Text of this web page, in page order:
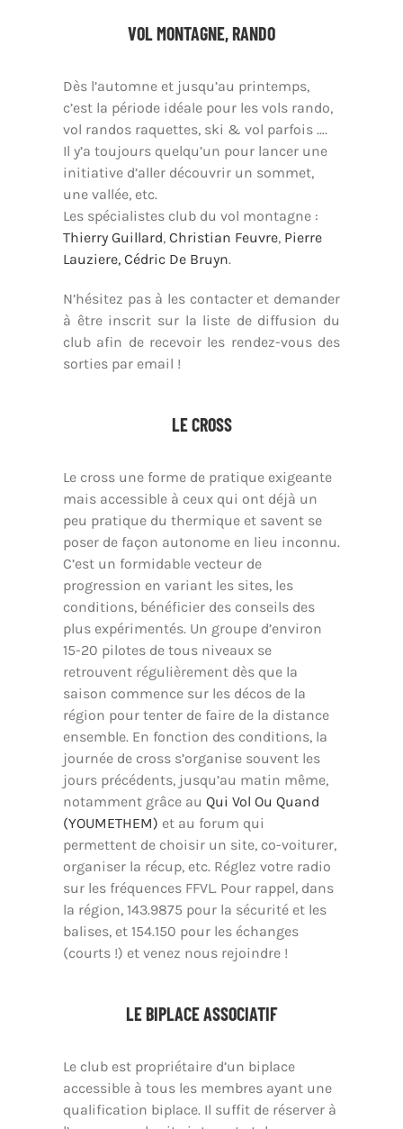
VOL MONTAGNE, RANDO
Dès l’automne et jusqu’au printemps,
c’est la période idéale pour les vols rando,
vol randos raquettes, ski & vol parfois ….
Il y’a toujours quelqu’un pour lancer une
initiative d’aller découvrir un sommet,
une vallée, etc.
Les spécialistes club du vol montagne :
Thierry Guillard, Christian Feuvre, Pierre
Lauziere, Cédric De Bruyn.
N’hésitez pas à les contacter et demander
à être inscrit sur la liste de diffusion du
club afin de recevoir les rendez-vous des
sorties par email !
LE CROSS
Le cross une forme de pratique exigeante
mais accessible à ceux qui ont déjà un
peu pratique du thermique et savent se
poser de façon autonome en lieu inconnu.
C’est un formidable vecteur de
progression en variant les sites, les
conditions, bénéficier des conseils des
plus expérimentés. Un groupe d’environ
15-20 pilotes de tous niveaux se
retrouvent régulièrement dès que la
saison commence sur les décos de la
région pour tenter de faire de la distance
ensemble. En fonction des conditions, la
journée de cross s’organise souvent les
jours précédents, jusqu’au matin même,
notamment grâce au Qui Vol Ou Quand
(YOUMETHEM) et au forum qui
permettent de choisir un site, co-voiturer,
organiser la récup, etc. Réglez votre radio
sur les fréquences FFVL. Pour rappel, dans
la région, 143.9875 pour la sécurité et les
balises, et 154.150 pour les échanges
(courts !) et venez nous rejoindre !
LE BIPLACE ASSOCIATIF
Le club est propriétaire d’un biplace
accessible à tous les membres ayant une
qualification biplace. Il suffit de réserver à